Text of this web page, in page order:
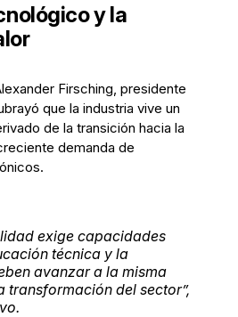
y la
Firsching, presidente
que la industria vive un
de la transición hacia la
demanda de
exige capacidades
técnica y la
avanzar a la misma
transformación del sector”,